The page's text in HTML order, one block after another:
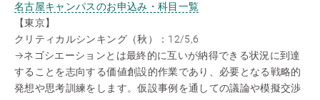
名古屋キャンパスのお申込み・科目一覧
【東京】
クリティカルシンキング（秋）：12/5,6
→ネゴシエーションとは最終的に互いが納得できる状況に到達
することを志向する価値創設的作業であり、必要となる戦略的
発想や思考訓練をします。仮設事例を通しての議論や模擬交渉